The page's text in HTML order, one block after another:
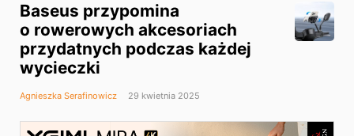
Baseus przypomina
o rowerowych akcesoriach
przydatnych podczas każdej
wycieczki
Agnieszka Serafinowicz 29 kwietnia 2025